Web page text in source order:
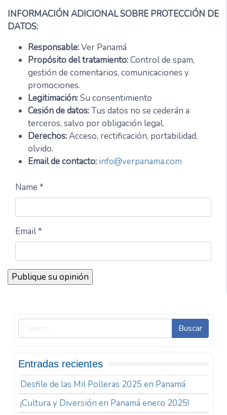
INFORMACIÓN ADICIONAL SOBRE PROTECCIÓN DE
DATOS:
Responsable:Ver Panamá
Propósito del tratamiento:Control de spam,
gestión de comentarios, comunicaciones y
promociones.
Legitimación:Su consentimiento
Cesión de datos:Tus datos no se cederán a
terceros, salvo por obligación legal.
Derechos:Acceso, rectificación, portabilidad,
olvido.
Email de contacto: info@verpanama.com
Name *
Email *
Buscar
Entradas recientes
Desfile de las Mil Polleras 2025 en Panamá
¡Cultura y Diversión en Panamá enero 2025!